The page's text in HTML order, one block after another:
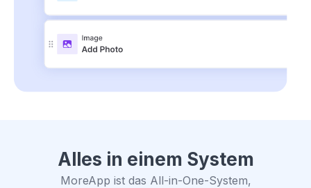
Alles in einem System
MoreApp ist das All-in-One-System,